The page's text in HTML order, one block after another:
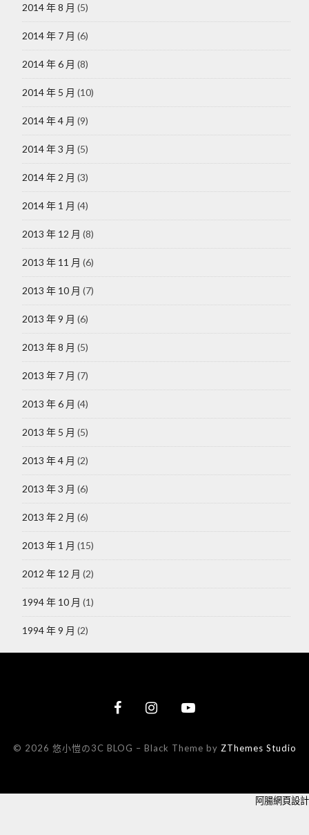
2014 年 8 月 (5)
2014 年 7 月 (6)
2014 年 6 月 (8)
2014 年 5 月 (10)
2014 年 4 月 (9)
2014 年 3 月 (5)
2014 年 2 月 (3)
2014 年 1 月 (4)
2013 年 12 月 (8)
2013 年 11 月 (6)
2013 年 10 月 (7)
2013 年 9 月 (6)
2013 年 8 月 (5)
2013 年 7 月 (7)
2013 年 6 月 (4)
2013 年 5 月 (5)
2013 年 4 月 (2)
2013 年 3 月 (6)
2013 年 2 月 (6)
2013 年 1 月 (15)
2012 年 12 月 (2)
1994 年 10 月 (1)
1994 年 9 月 (2)
© 2026 悠小愷の3C BLOG – Black Theme by ZThemes Studio
阿腸網頁設計